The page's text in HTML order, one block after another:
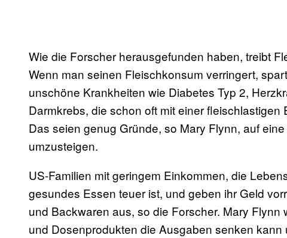
Wie die Forscher herausgefunden haben, treibt
Wenn man seinen Fleischkonsum verringert,
unschöne Krankheiten wie Diabetes Typ 2,
Darmkrebs, die schon oft mit einer
Das seien genug Gründe, so Mary Flynn, auf
umzusteigen.
US-Familien mit geringem Einkommen, die
gesundes Essen teuer ist, und geben ihr Geld
und Backwaren aus, so die Forscher. Mary
und Dosenprodukten die Ausgaben senken